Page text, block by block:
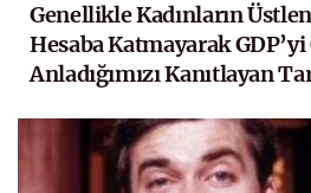
Genellikle Kadınların
Hesaba Katmayarak GDP’yi
Anladığımızı Kanıtlayan